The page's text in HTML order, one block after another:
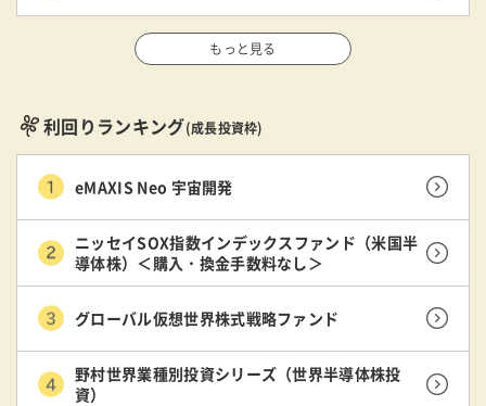
もっと見る
利回りランキング(成長投資枠)
eMAXIS Neo 宇宙開発
ニッセイSOX指数インデックスファンド（米国半
導体株）＜購入・換金手数料なし＞
グローバル仮想世界株式戦略ファンド
野村世界業種別投資シリーズ（世界半導体株投
資）